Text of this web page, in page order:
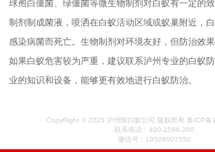
球孢白僵菌、绿僵菌等微生物制剂对白蚁有一定的
制剂制成菌液，喷洒在白蚁活动区域或蚁巢附近，
感染病菌而死亡。生物制剂对环境友好，但防治效果
如果白蚁危害较为严重，建议联系泸州专业的白蚁
业的知识和设备，能够更有效地进行白蚁防治。
CopyRight © 2025 泸州除白蚁公司 版权所有 鲁ICP备
联系电话：400-1566-200
微信号：19528007550